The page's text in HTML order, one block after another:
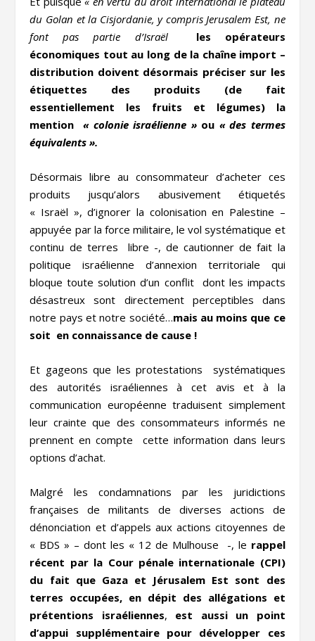
du Golan et la Cisjordanie, y compris Jerusalem Est, ne
font pas partie d’Israël
les opérateurs
économiques tout au long de la chaîne import –
distribution doivent désormais préciser sur les
étiquettes des produits (de fait
essentiellement les fruits et légumes) la
mention« colonie israélienne »ou « des termes
équivalents ».
Désormais libre au consommateur d’acheter ces
produits jusqu’alors abusivement étiquetés
« Israël », d’ignorer la colonisation en Palestine –
appuyée par la force militaire, le vol systématique et
continu de terres libre -, de cautionner de fait la
politique israélienne d’annexion territoriale qui
bloque toute solution d’un conflit dont les impacts
désastreux sont directement perceptibles dans
notre pays et notre société…mais au moins que ce
soit en connaissance de cause !
Et gageons que les protestations systématiques
des autorités israéliennes à cet avis et à la
communication européenne traduisent simplement
leur crainte que des consommateurs informés ne
prennent en compte cette information dans leurs
options d’achat.
Malgré les condamnations par les juridictions
françaises de militants de diverses actions de
dénonciation et d’appels aux actions citoyennes de
« BDS » – dont les « 12 de Mulhouse -, le rappel
récent par la Cour pénale internationale (CPI)
du fait que Gaza et Jérusalem Est sont des
terres occupées, en dépit des allégations et
prétentions israéliennes, est aussi un point
d’appui supplémentaire pour développer ces